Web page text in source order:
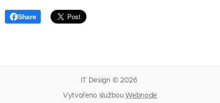
Share
IT Design © 2026
Vytvořeno službouWebnode